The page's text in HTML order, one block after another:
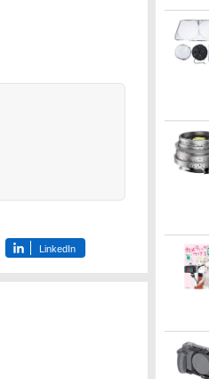
LinkedIn